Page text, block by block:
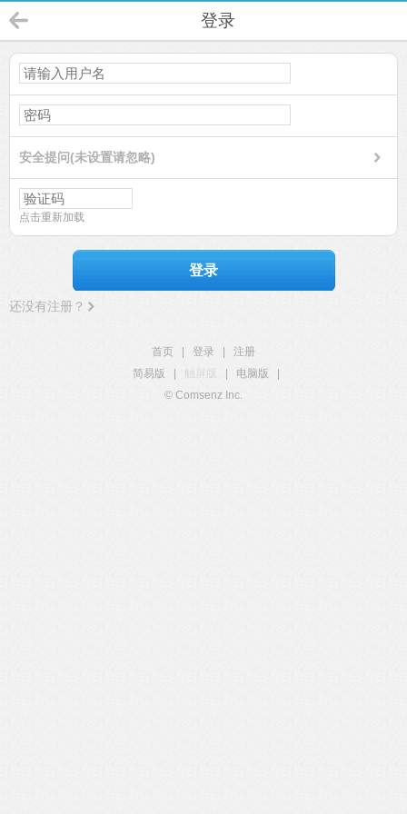
登录
安全提问(未设置请忽略)
点击重新加载
登录
还没有注册？
首页 登录
注册
简易版
触屏版 电脑版
© Comsenz Inc.